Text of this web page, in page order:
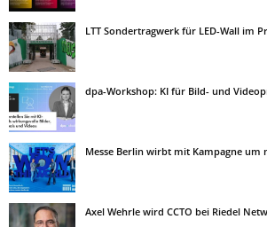
LTT Sondertragwerk für LED-Wall im
dpa-Workshop: KI für Bild- und
Messe Berlin wirbt mit Kampagne um
Axel Wehrle wird CCTO bei Riedel